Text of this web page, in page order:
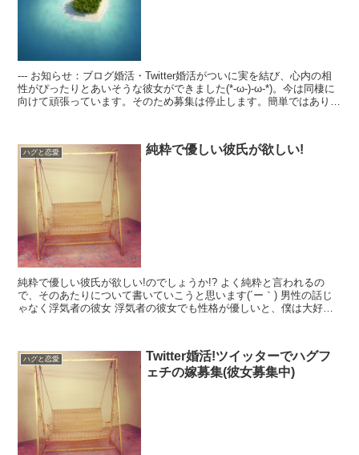
--- お知らせ：ブログ婚活・Twitter婚活がついに実を結び、心内の相
性がぴったりとあいそうな彼女ができました(*-ω-)-ω-*)。今は同棲に
向けて頑張っています。そのため募集は停止します。簡単ではありま
ハグと恋愛 純粋で優しい彼氏が欲しい!
純粋で優しい彼氏が欲しい!のでしょうか!? よく純粋と言われるの
で、そのあたりについて書いていこうと思います(´ー｀) 男性の話じ
ゃなく浮気者の彼女 浮気者の彼女でも性格が優しいと、僕は大好き
ハグと恋愛
Twitter婚活!ツイッターでハグフ
ェチの嫁募集(彼女募集中)